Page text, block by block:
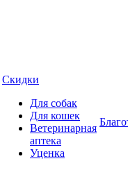
Скидки
Для собак
Для кошек
Ветеринарная
аптека
Уценка